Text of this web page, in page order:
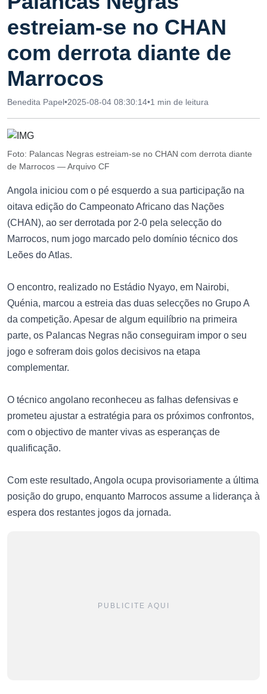
estreiam-se no CHAN
com derrota diante de
Marrocos
Benedita Papel•2025-08-04 08:30:14•1 min de leitura
Foto: Palancas Negras estreiam-se no CHAN com derrota diante
de Marrocos — Arquivo CF
Angola iniciou com o pé esquerdo a sua participação na
oitava edição do Campeonato Africano das Nações
(CHAN), ao ser derrotada por 2-0 pela selecção do
Marrocos, num jogo marcado pelo domínio técnico dos
Leões do Atlas.
O encontro, realizado no Estádio Nyayo, em Nairobi,
Quénia, marcou a estreia das duas selecções no Grupo A
da competição. Apesar de algum equilíbrio na primeira
parte, os Palancas Negras não conseguiram impor o seu
jogo e sofreram dois golos decisivos na etapa
complementar.
O técnico angolano reconheceu as falhas defensivas e
prometeu ajustar a estratégia para os próximos confrontos,
com o objectivo de manter vivas as esperanças de
qualificação.
Com este resultado, Angola ocupa provisoriamente a última
posição do grupo, enquanto Marrocos assume a liderança à
espera dos restantes jogos da jornada.
PUBLICITE AQUI